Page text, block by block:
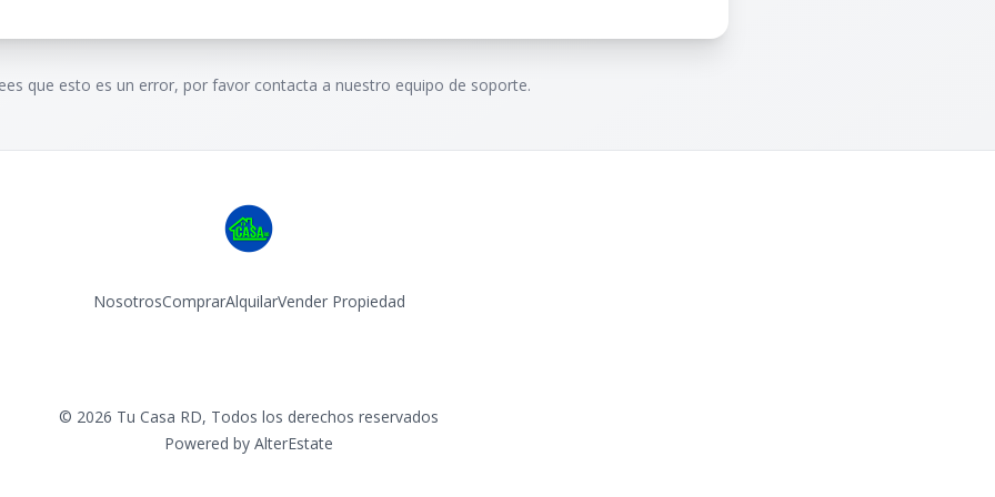
que esto es un error, por favor contacta a nuestro equipo de soporte.
NosotrosComprarAlquilarVender Propiedad
© 2026 Tu Casa RD, Todos los derechos reservados
Powered by AlterEstate